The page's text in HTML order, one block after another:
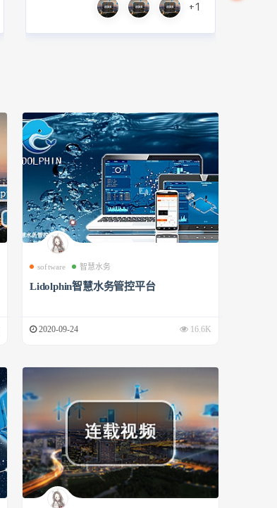
+1
software 智慧水务
Lidolphin智慧水务管控平台
2020-09-24 16.6K